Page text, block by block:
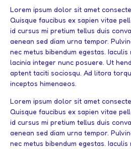
Lorem ipsum dolor sit amet
Quisque faucibus ex sapien vitae
id cursus mi pretium tellus duis
aenean sed diam urna tempor.
nec metus bibendum egestas. Iaculis
lacinia integer nunc posuere. Ut
aptent taciti sociosqu. Ad litora
inceptos himenaeos.
Lorem ipsum dolor sit amet
Quisque faucibus ex sapien vitae
id cursus mi pretium tellus duis
aenean sed diam urna tempor.
nec metus bibendum egestas. Iaculis